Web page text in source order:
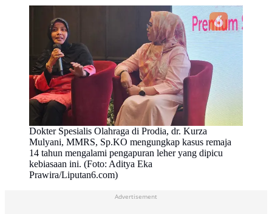
Dokter Spesialis Olahraga di Prodia, dr. Kurza
Mulyani, MMRS, Sp.KO mengungkap kasus remaja
14 tahun mengalami pengapuran leher yang dipicu
kebiasaan ini. (Foto: Aditya Eka
Prawira/Liputan6.com)
Advertisement